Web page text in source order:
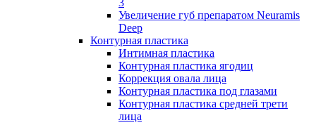
3
Увеличение губ препаратом Neuramis
Deep
Контурная пластика
Интимная пластика
Контурная пластика ягодиц
Коррекция овала лица
Контурная пластика под глазами
Контурная пластика средней трети
лица